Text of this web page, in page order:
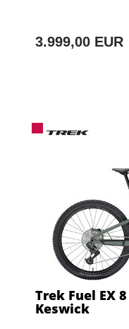
3.999,00 EUR
Trek Fuel EX
Keswick